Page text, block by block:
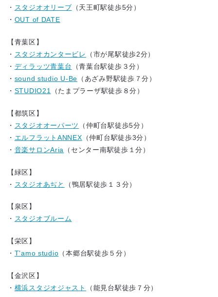
・ スタジオオリーブ （天王町駅徒歩5分）
・ OUT of DATE
【青葉区】
・ スタジオカンタービレ
（市が尾駅徒歩2分）
・ ディラッツ青葉台 （青葉台駅徒歩３分）
・ sound studio U-Be （あざみ野駅徒歩７分）
・ STUDIO21 （たまプラーザ駅徒歩８分）
【都筑区】
・ スタジオオーパーツ
（仲町台駅徒歩5分）
・ エルフラットANNEX （仲町台駅徒歩3分）
・ 音楽サロンAria （センター南駅徒歩１分）
【緑区】
・ スタジオあぢと （鴨居駅徒歩１３分）
【泉区】
・ スタジオブルーム
【栄区】
・ T'amo studio （本郷台駅徒歩５分）
【金沢区】
・ 横浜スタジオジャスト （能見台駅徒歩７分）